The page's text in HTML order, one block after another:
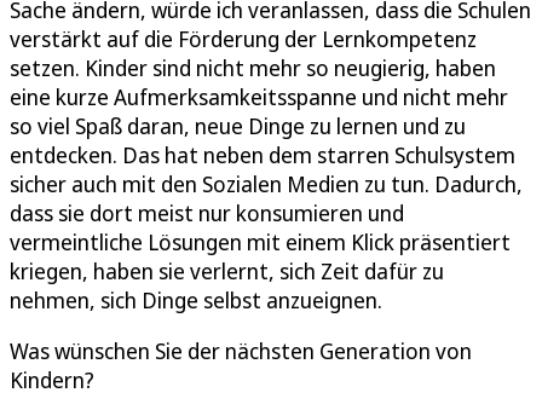
Sache ändern, würde ich veranlassen, dass die Schulen
verstärkt auf die Förderung der Lernkompetenz
setzen. Kinder sind nicht mehr so neugierig, haben
eine kurze Aufmerksamkeitsspanne und nicht mehr
so viel Spaß daran, neue Dinge zu lernen und zu
entdecken. Das hat neben dem starren Schulsystem
sicher auch mit den Sozialen Medien zu tun. Dadurch,
dass sie dort meist nur konsumieren und
vermeintliche Lösungen mit einem Klick präsentiert
kriegen, haben sie verlernt, sich Zeit dafür zu
nehmen, sich Dinge selbst anzueignen.
Was wünschen Sie der nächsten Generation von
Kindern?